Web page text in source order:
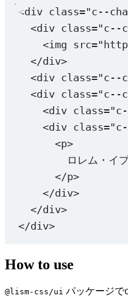
<div class="c--
<div class="c--
<img src=
</div>
<div class="c--
<div class="c--
<div class=
<div class=
<p>
ロレム・イ
</p>
</div>
</div>
</div>
How to use
@lism-css/ui パッケージで